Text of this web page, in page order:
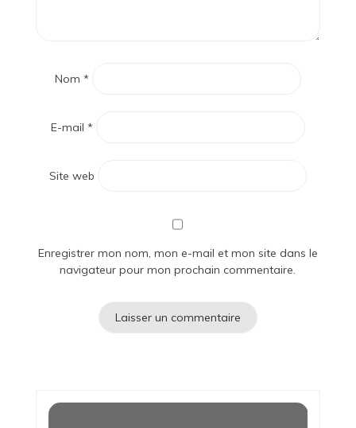
Nom *
E-mail *
Site web
Enregistrer mon nom, mon e-mail et mon site dans le
navigateur pour mon prochain commentaire.